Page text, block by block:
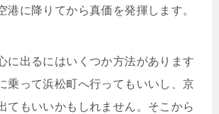
港に降りてから真価を発揮します。
に出るにはいくつか方法があります
乗って浜松町へ行ってもいいし、京
てもいいかもしれません。そこから